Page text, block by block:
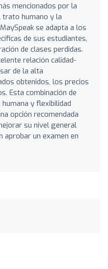
mencionados por la
trato humano y la
se adapta a los
de sus estudiantes,
de clases perdidas.
relación calidad-
de la alta
obtenidos, los precios
Esta combinación de
humana y flexibilidad
opción recomendada
su nivel general
aprobar un examen en